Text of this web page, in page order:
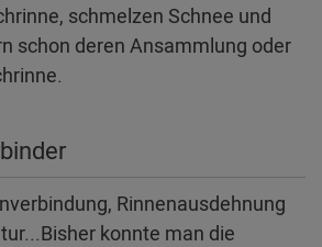
schmelzen Schnee und
schon deren Ansammlung oder
Rinnenausdehnung
konnte man die